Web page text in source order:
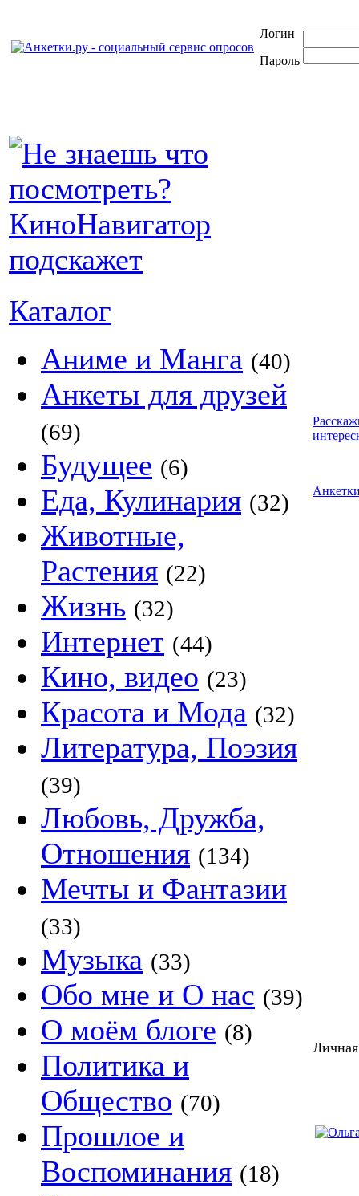
Логин
Пароль
Каталог
Аниме и Манга (40)
Анкеты для друзей
(69)
Будущее (6)
Еда, Кулинария (32)
Животные,
Растения (22)
Жизнь (32)
Интернет (44)
Кино, видео (23)
Красота и Мода (32)
Литература, Поэзия
(39)
Любовь, Дружба,
Отношения (134)
Мечты и Фантазии
(33)
Музыка (33)
Обо мне и О нас (39)
О моём блоге (8)
Политика и
Общество (70)
Прошлое и
Воспоминания (18)